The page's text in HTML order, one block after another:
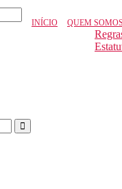
INÍCIO QUEM SOMOS